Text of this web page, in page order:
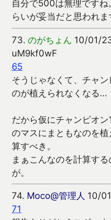
自分で500は無理です
らいが妥当だと思われま
73. のがちょん 10/01/
uM9kf0wF
65
そうじゃなくて、チャ
のが植えられなくなる…
だから仮にチャンピオ
のマスにまともなのを
算すべき。
まぁこんなのを計算す
が。
74. Moco@管理人 10/
71